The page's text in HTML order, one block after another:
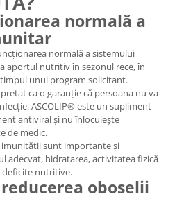
normală a
normală a sistemului
aportul nutritiv în sezonul rece, în
unui program solicitant.
ca o garanție că persoana nu va
ASCOLIP® este un supliment
antiviral și nu înlocuiește
de medic.
imunității sunt importante și
adecvat, hidratarea, activitatea fizică
deficite nutritive.
oboselii